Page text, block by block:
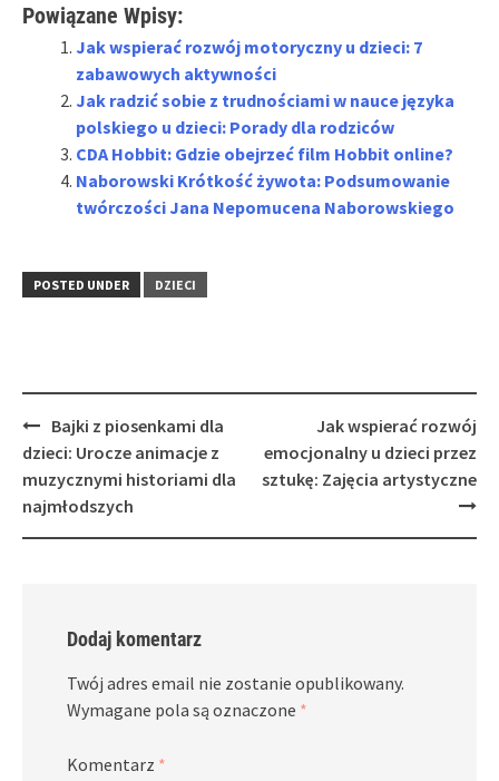
Powiązane Wpisy:
Jak wspierać rozwój motoryczny u dzieci: 7
zabawowych aktywności
Jak radzić sobie z trudnościami w nauce języka
polskiego u dzieci: Porady dla rodziców
CDA Hobbit: Gdzie obejrzeć film Hobbit online?
Naborowski Krótkość żywota: Podsumowanie
twórczości Jana Nepomucena Naborowskiego
POSTED UNDER DZIECI
Post
navigation
Bajki z piosenkami dla
dzieci: Urocze animacje z
muzycznymi historiami dla
najmłodszych
Jak wspierać rozwój
emocjonalny u dzieci przez
sztukę: Zajęcia artystyczne
Dodaj komentarz
Twój adres email nie zostanie opublikowany.
Wymagane pola są oznaczone *
Komentarz *